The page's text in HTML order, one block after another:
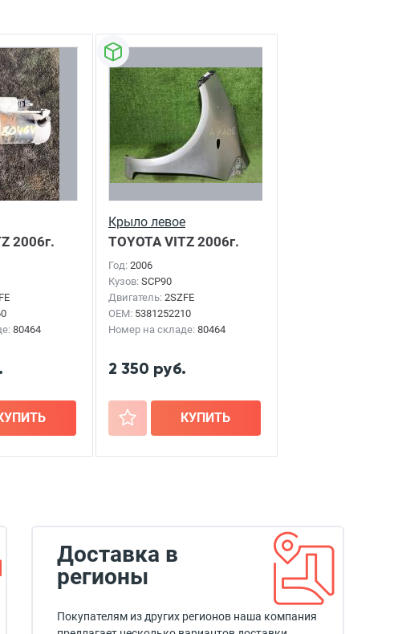
2006г.
80464
Крыло левое
TOYOTA VITZ 2006г.
Год: 2006
Кузов: SCP90
Двигатель: 2SZFE
OEM: 5381252210
Номер на складе: 80464
2 350 руб.
+ КУПИТЬ
Доставка в
регионы
Покупателям из других регионов наша компания